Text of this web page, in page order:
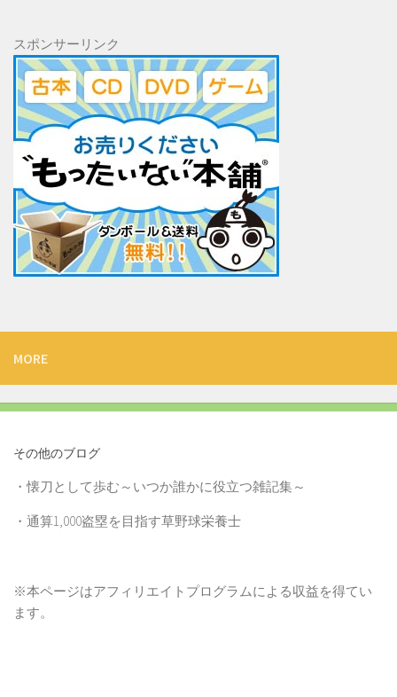
スポンサーリンク
MORE
その他のブログ
・懐刀として歩む～いつか誰かに役立つ雑記集～
・ 通算1,000盗塁を目指す草野球栄養士
※本ページはアフィリエイトプログラムによる収益を得てい
ます。